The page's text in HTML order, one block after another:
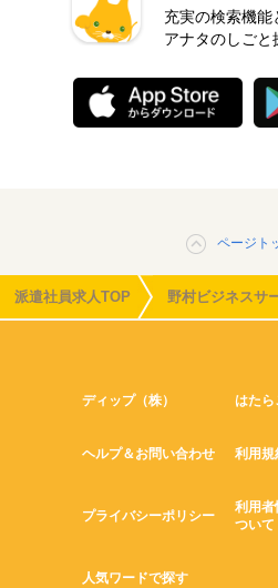
充実の検索機能
アナタのしごと
ページト
派遣社員求人TOP 野村ビジネスサ
ディップ（株） はたら
ヘルプ＆お問い合わせ 利用規
プライバシーポリシー
利用者
ついて
人気ワードで探す